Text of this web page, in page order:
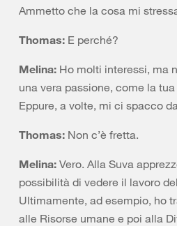
Ammetto che la cosa mi
Thomas: E perché?
Melina: Ho molti interessi, ma
una vera passione, come la
Eppure, a volte, mi ci spacco
Thomas: Non c’è fretta.
Melina: Vero. Alla Suva
possibilità di vedere il lavoro
Ultimamente, ad esempio, ho
alle Risorse umane e poi alla